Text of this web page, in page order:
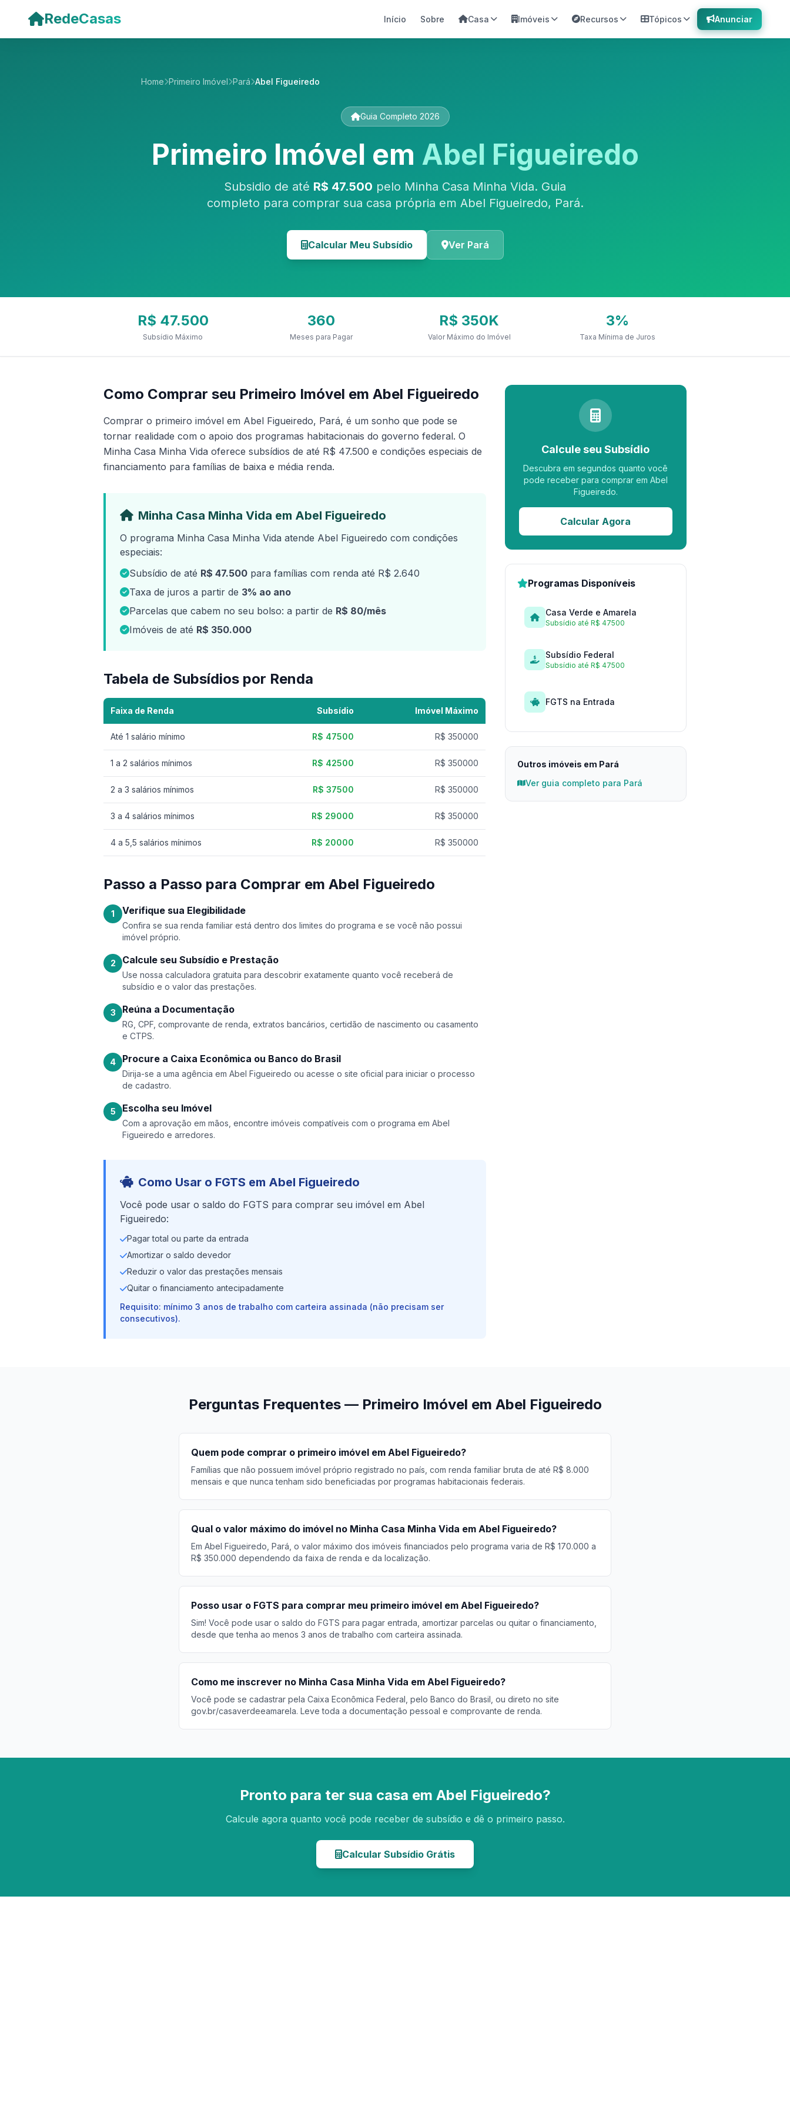
RedeCasas Início Sobre Casa Imóveis Recursos Tópicos Anunciar
Home Primeiro Imóvel Pará Abel Figueiredo
Guia Completo 2026
Primeiro Imóvel em Abel Figueiredo
Subsidio de até R$ 47.500 pelo Minha Casa Minha Vida. Guia
completo para comprar sua casa própria em Abel Figueiredo, Pará.
Calcular Meu Subsídio Ver Pará
R$ 47.500
Subsídio Máximo
360
Meses para Pagar
R$ 350K
Valor Máximo do Imóvel
3%
Taxa Mínima de Juros
Como Comprar seu Primeiro Imóvel em Abel Figueiredo
Comprar o primeiro imóvel em Abel Figueiredo, Pará, é um sonho que pode se
tornar realidade com o apoio dos programas habitacionais do governo federal. O
Minha Casa Minha Vida oferece subsídios de até R$ 47.500 e condições especiais de
financiamento para famílias de baixa e média renda.
Minha Casa Minha Vida em Abel Figueiredo
O programa Minha Casa Minha Vida atende Abel Figueiredo com condições
especiais:
Subsídio de até R$ 47.500 para famílias com renda até R$ 2.640
Taxa de juros a partir de 3% ao ano
Parcelas que cabem no seu bolso: a partir de R$ 80/mês
Imóveis de até R$ 350.000
Tabela de Subsídios por Renda
Faixa de Renda Subsídio Imóvel Máximo
Até 1 salário mínimo R$ 47500 R$ 350000
1 a 2 salários mínimos R$ 42500 R$ 350000
2 a 3 salários mínimos R$ 37500 R$ 350000
3 a 4 salários mínimos R$ 29000 R$ 350000
4 a 5,5 salários mínimos R$ 20000 R$ 350000
Passo a Passo para Comprar em Abel Figueiredo
1 Verifique sua Elegibilidade
Confira se sua renda familiar está dentro dos limites do programa e se você não possui
imóvel próprio.
2 Calcule seu Subsídio e Prestação
Use nossa calculadora gratuita para descobrir exatamente quanto você receberá de
subsídio e o valor das prestações.
3 Reúna a Documentação
RG, CPF, comprovante de renda, extratos bancários, certidão de nascimento ou casamento
e CTPS.
4 Procure a Caixa Econômica ou Banco do Brasil
Dirija-se a uma agência em Abel Figueiredo ou acesse o site oficial para iniciar o processo
de cadastro.
5 Escolha seu Imóvel
Com a aprovação em mãos, encontre imóveis compatíveis com o programa em Abel
Figueiredo e arredores.
Como Usar o FGTS em Abel Figueiredo
Você pode usar o saldo do FGTS para comprar seu imóvel em Abel
Figueiredo:
Pagar total ou parte da entrada
Amortizar o saldo devedor
Reduzir o valor das prestações mensais
Quitar o financiamento antecipadamente
Requisito: mínimo 3 anos de trabalho com carteira assinada (não precisam ser
consecutivos).
Calcule seu Subsídio
Descubra em segundos quanto você
pode receber para comprar em Abel
Figueiredo.
Calcular Agora
Programas Disponíveis
Casa Verde e Amarela
Subsídio até R$ 47500
Subsídio Federal
Subsídio até R$ 47500
FGTS na Entrada
Outros imóveis em Pará
Ver guia completo para Pará
Perguntas Frequentes — Primeiro Imóvel em Abel Figueiredo
Quem pode comprar o primeiro imóvel em Abel Figueiredo?
Famílias que não possuem imóvel próprio registrado no país, com renda familiar bruta de até R$ 8.000
mensais e que nunca tenham sido beneficiadas por programas habitacionais federais.
Qual o valor máximo do imóvel no Minha Casa Minha Vida em Abel Figueiredo?
Em Abel Figueiredo, Pará, o valor máximo dos imóveis financiados pelo programa varia de R$ 170.000 a
R$ 350.000 dependendo da faixa de renda e da localização.
Posso usar o FGTS para comprar meu primeiro imóvel em Abel Figueiredo?
Sim! Você pode usar o saldo do FGTS para pagar entrada, amortizar parcelas ou quitar o financiamento,
desde que tenha ao menos 3 anos de trabalho com carteira assinada.
Como me inscrever no Minha Casa Minha Vida em Abel Figueiredo?
Você pode se cadastrar pela Caixa Econômica Federal, pelo Banco do Brasil, ou direto no site
gov.br/casaverdeeamarela. Leve toda a documentação pessoal e comprovante de renda.
Pronto para ter sua casa em Abel Figueiredo?
Calcule agora quanto você pode receber de subsídio e dê o primeiro passo.
Calcular Subsídio Grátis